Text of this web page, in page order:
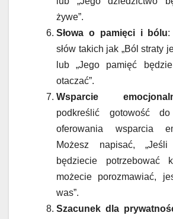
żywe”.
Słowa o pamięci i bólu:
słów takich jak „Ból straty
lub „Jego pamięć
otaczać”.
Wsparcie
podkreślić gotowość
oferowania wsparcia
Możesz napisać, „Jeśli
będziecie potrzebować
możecie porozmawiać,
was”.
Szacunek dla